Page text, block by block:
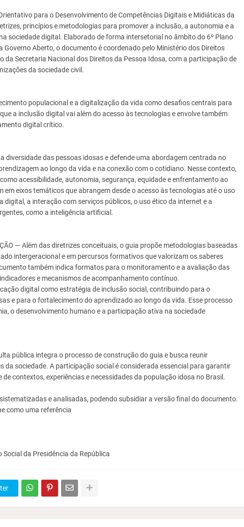
para o Desenvolvimento de Competências Digitais e Midiáticas da
princípios e metodologias para promover a inclusão, a autonomia e a
sociedade digital. Elaborado de forma intersetorial no âmbito do 6º Plano
Governo Aberto, o documento é coordenado pelo Ministério dos Direitos
da Secretaria Nacional dos Direitos da Pessoa Idosa, com a participação de
da sociedade civil.
populacional e a digitalização da vida como desafios centrais para
a inclusão digital vai além do acesso às tecnologias e envolve também
digital crítico.
diversidade das pessoas idosas e defende uma abordagem centrada no
ao longo da vida e na conexão com o cotidiano. Nesse contexto,
acessibilidade, autonomia, segurança, equidade e enfrentamento ao
em eixos temáticos que abrangem desde o acesso às tecnologias até o uso
a interação com serviços públicos, o uso ético da internet e a
como a inteligência artificial.
— Além das diretrizes conceituais, o guia propõe metodologias baseadas
intergeracional e em percursos formativos que valorizam os saberes
também indica formatos para o monitoramento e a avaliação das
e mecanismos de acompanhamento contínuo.
digital como estratégia de inclusão social, contribuindo para o
e para o fortalecimento do aprendizado ao longo da vida. Esse processo
o desenvolvimento humano e a participação ativa na sociedade
pública integra o processo de construção do guia e busca reunir
da sociedade. A participação social é considerada essencial para garantir
contextos, experiências e necessidades da população idosa no Brasil.
e analisadas, podendo subsidiar a versão final do documento.
como uma referência
da Presidência da República